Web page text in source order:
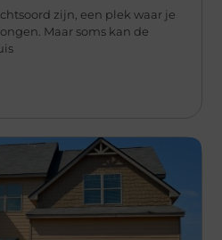
zijn, een plek waar je
Maar soms kan de